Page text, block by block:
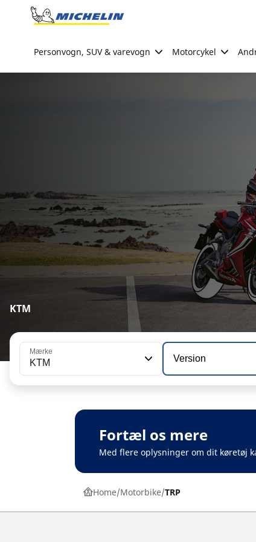
Go to page content
Personvogn, SUV & varevogn Motorcykel
KTM
Mærke
KTM Version
Fortæl os mere
Med flere oplysninger om dit køretøj
Home Motorbike TRP